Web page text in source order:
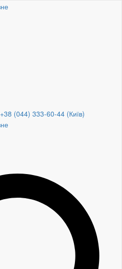
+38 (044) 333-60-44 (Київ)